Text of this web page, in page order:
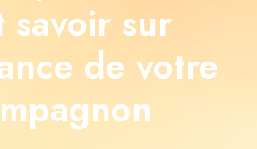
savoir sur
de votre